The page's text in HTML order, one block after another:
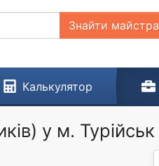
Знайти майстра
Калькулятор
у м. Турійськ